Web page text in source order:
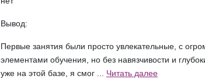
Вывод:
Первые занятия были просто увлекательные, с
элементами обучения, но без навязчивости и
уже на этой базе, я смог ... Читать далее